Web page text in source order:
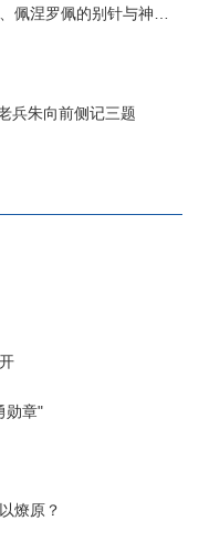
佩的别针与神秘入侵者
兵朱向前侧记三题
勋章"
燎原？